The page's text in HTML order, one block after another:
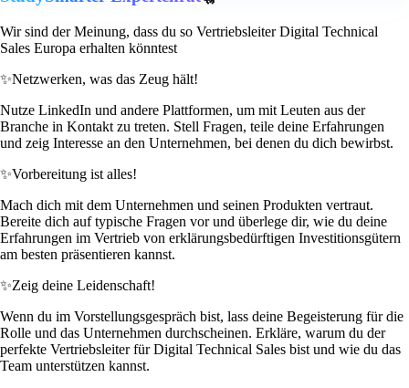
Wir sind der Meinung, dass du so Vertriebsleiter Digital Technical
Sales Europa erhalten könntest
✨Netzwerken, was das Zeug hält!
Nutze LinkedIn und andere Plattformen, um mit Leuten aus der
Branche in Kontakt zu treten. Stell Fragen, teile deine Erfahrungen
und zeig Interesse an den Unternehmen, bei denen du dich bewirbst.
✨Vorbereitung ist alles!
Mach dich mit dem Unternehmen und seinen Produkten vertraut.
Bereite dich auf typische Fragen vor und überlege dir, wie du deine
Erfahrungen im Vertrieb von erklärungsbedürftigen Investitionsgütern
am besten präsentieren kannst.
✨Zeig deine Leidenschaft!
Wenn du im Vorstellungsgespräch bist, lass deine Begeisterung für die
Rolle und das Unternehmen durchscheinen. Erkläre, warum du der
perfekte Vertriebsleiter für Digital Technical Sales bist und wie du das
Team unterstützen kannst.